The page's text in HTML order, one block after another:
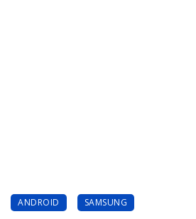
ANDROID SAMSUNG